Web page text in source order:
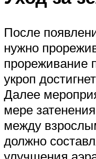
После
нужно
прореживание
укроп
Далее
мере
между
должно